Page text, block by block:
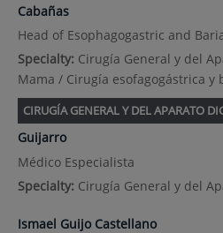
Cabañas
Head of Esophagogastric and
Specialty: Cirugía General y del
Mama / Cirugía esofagogástrica y
CIRUGÍA GENERAL Y DEL APARATO
Guijarro
Médico Especialista
Specialty: Cirugía General y del
Ismael Guijo Castellano